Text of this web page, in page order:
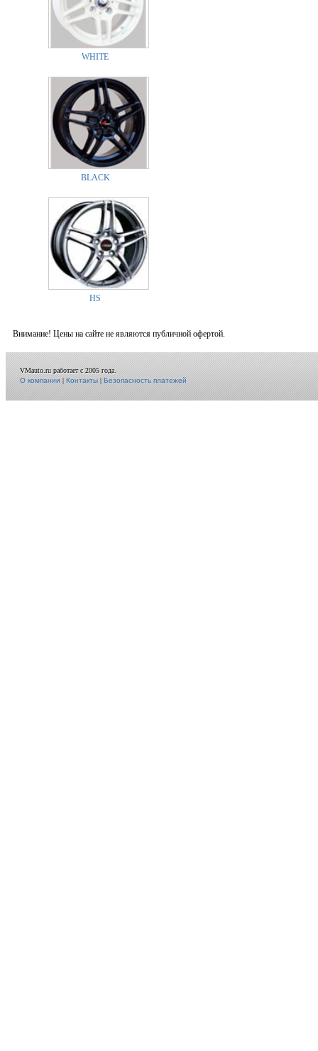
WHITE
BLACK
HS
Внимание! Цены на сайте не являются публичной офертой.
VMauto.ru работает с 2005 года.
О компании|Контакты|Безопасность платежей